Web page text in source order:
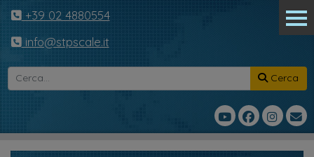
+39 02 4880554
info@stpscale.it
Cerca